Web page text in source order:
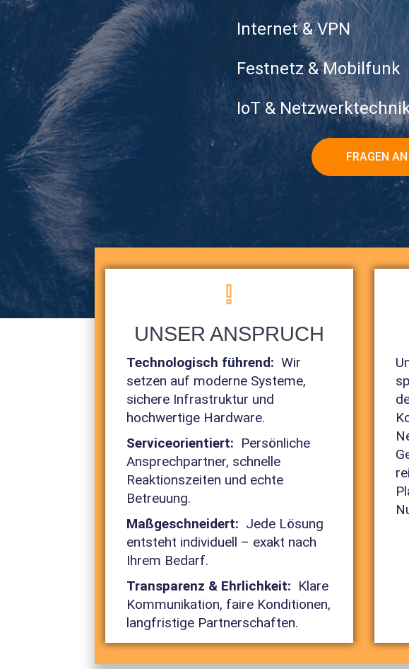
Internet & VPN
Festnetz & Mobilfunk
IoT &
FRAGEN
UNSER ANSPRUCH
Technologisch führend: Wir
setzen auf moderne Systeme,
sichere Infrastruktur und
hochwertige Hardware.
Serviceorientiert: Persönliche
Ansprechpartner, schnelle
Reaktionszeiten und echte
Betreuung.
Maßgeschneidert: Jede Lösung
entsteht individuell – exakt nach
Ihrem Bedarf.
Transparenz & Ehrlichkeit: Klare
Kommunikation, faire Konditionen,
langfristige Partnerschaften.